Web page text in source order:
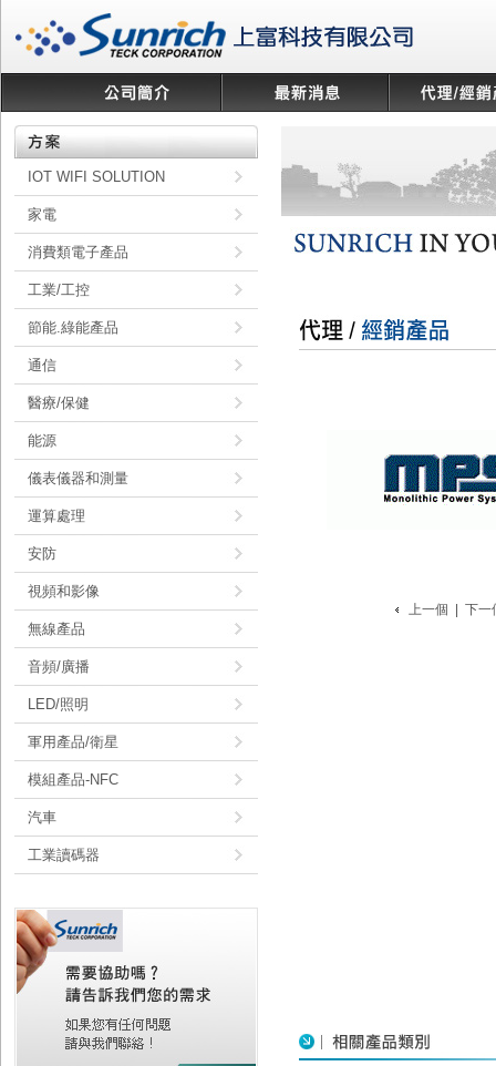
IOT WIFI SOLUTION
家電
消費類電子產品
工業/工控
節能.綠能產品
通信
醫療/保健
能源
儀表儀器和測量
運算處理
安防
視頻和影像
無線產品
音頻/廣播
LED/照明
軍用產品/衛星
模組產品-NFC
汽車
工業讀碼器
上一個 下一